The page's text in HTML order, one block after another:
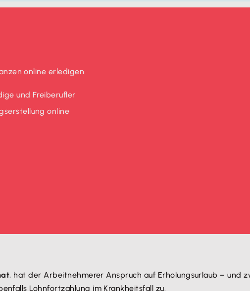
online erledigen
und Freiberufler
online
, hat der Arbeitnehmerer Anspruch auf Erholungsurlaub – und
Lohnfortzahlung im Krankheitsfall zu.